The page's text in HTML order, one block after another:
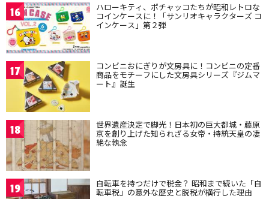
16 ハローキティ、ポチャッコたちが昭和レトロな
コインケースに！「サンリオキャラクターズ コ
インケース」第２弾
17 コンビニおにぎりが文房具に！コンビニの定番
商品をモチーフにした文房具シリーズ『ジムマ
ート』誕生
18 世界遺産決定で脚光！日本初の巨大都城・藤原
京を創り上げた知られざる女帝・持統天皇の凄
絶な執念
19 自転車を持つだけで税金？ 昭和まで続いた「自
転車税」の意外な歴史と脱税が横行した理由